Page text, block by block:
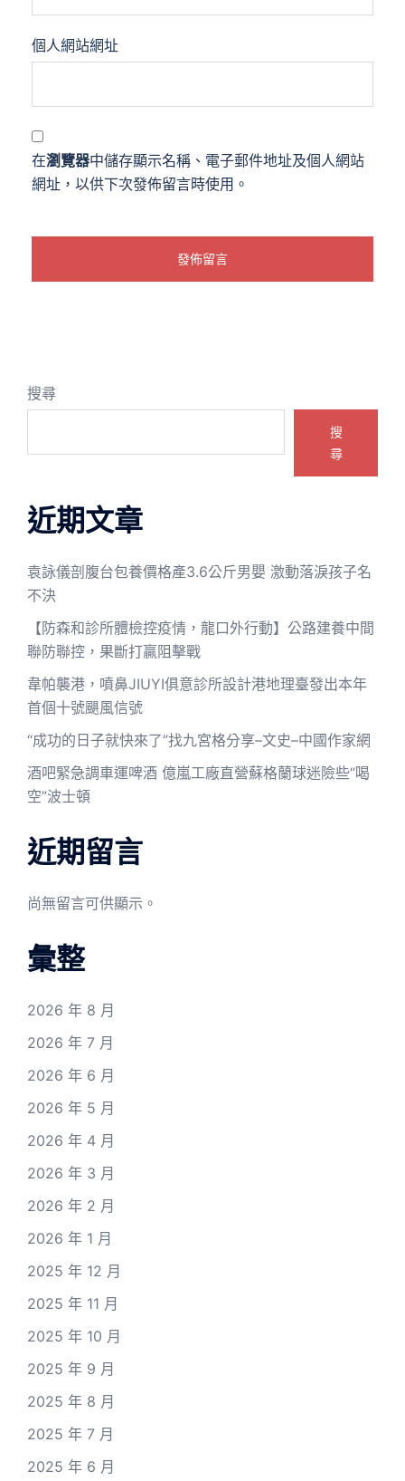
個人網站網址
在瀏覽器中儲存顯示名稱、電子郵件地址及個人網站
網址，以供下次發佈留言時使用。
搜尋
搜
尋
近期文章
袁詠儀剖腹台包養價格產3.6公斤男嬰 激動落淚孩子名
不決
【防森和診所體檢控疫情，龍口外行動】公路建養中間
聯防聯控，果斷打贏阻擊戰
韋帕襲港，噴鼻JIUYI俱意診所設計港地理臺發出本年
首個十號颶風信號
“成功的日子就快來了”找九宮格分享–文史–中國作家網
酒吧緊急調車運啤酒 億嵐工廠直營蘇格蘭球迷險些“喝
空”波士頓
近期留言
尚無留言可供顯示。
彙整
2026 年 8 月
2026 年 7 月
2026 年 6 月
2026 年 5 月
2026 年 4 月
2026 年 3 月
2026 年 2 月
2026 年 1 月
2025 年 12 月
2025 年 11 月
2025 年 10 月
2025 年 9 月
2025 年 8 月
2025 年 7 月
2025 年 6 月